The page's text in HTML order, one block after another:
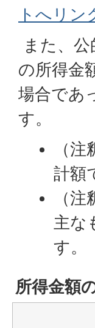
トへリン
また、
の所得金
場合であ
す。
（
計額
（
主な
す。
所得金額